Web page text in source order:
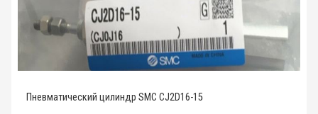
Пневматический цилиндр SMC CJ2D16-15